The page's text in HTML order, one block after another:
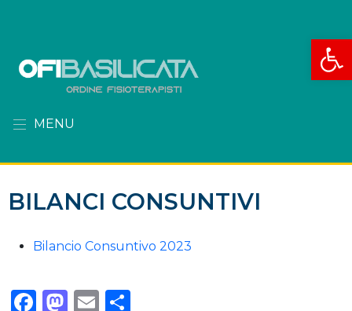
Apri
MENU
BILANCI CONSUNTIVI
Bilancio Consuntivo 2023
Facebook
Mastodon
Email